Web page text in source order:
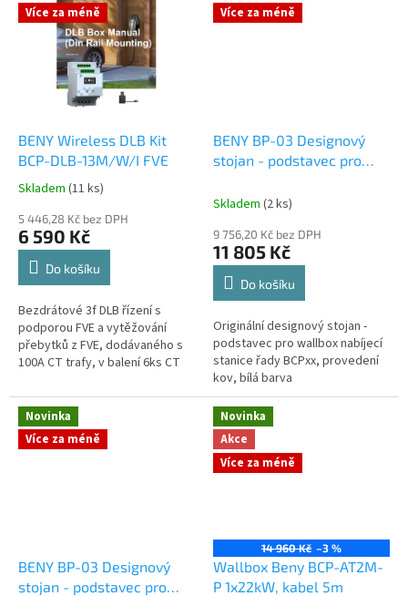
Více za méně
BENY Wireless DLB Kit
BCP-DLB-13M/W/I FVE
Průměrné
produktu
je
5,0
hvězdiček.
Skladem (11 ks)
5 446,28 Kč bez DPH
6 590 Kč
Do košíku
Bezdrátové 3f DLB řízení s
podporou FVE a vytěžování
přebytků z FVE, dodávaného s
100A CT trafy, v balení 6ks CT
nabíječkami BENY.
Více za méně
BENY BP-03 Designový
stojan - podstavec pro
výška 2,1m, barva bílá
Skladem (2 ks)
9 756,20 Kč bez DPH
11 805 Kč
Do košíku
Originální designový stojan -
podstavec pro wallbox nabíjecí
stanice řady BCPxx, provedení
kov, bílá barva
Novinka
Více za méně
BENY BP-03 Designový
stojan - podstavec pro
Novinka
Akce
Více za méně
14 960 Kč –3 %
Wallbox Beny BCP-AT2M-
P 1x22kW, kabel 5m